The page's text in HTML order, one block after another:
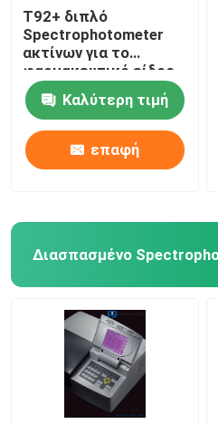
T92+ διπλό
Spectrophotometer
ακτίνων για το
φαρμακευτικό είδος,
ανιχνευτής PMT
Καλύτερη τιμή
επαφή